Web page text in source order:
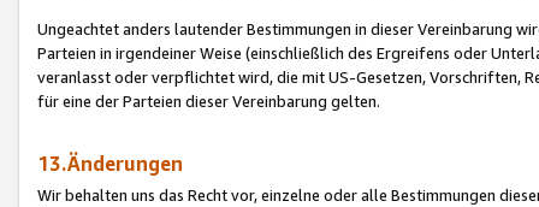
Ungeachtet anders lautender Bestimmungen in dieser Vereinbarung
Parteien in irgendeiner Weise (einschließlich des Ergreifens oder
veranlasst oder verpflichtet wird, die mit US-Gesetzen, Vorschriften,
für eine der Parteien dieser Vereinbarung gelten.
13.Änderungen
Wir behalten uns das Recht vor, einzelne oder alle Bestimmungen